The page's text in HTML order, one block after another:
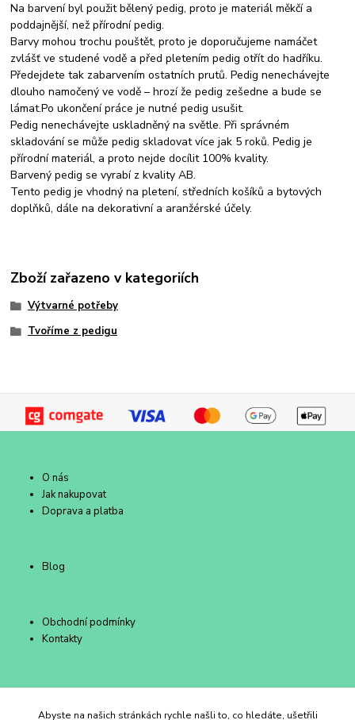
Na barvení byl použit bělený pedig, proto je materiál měkčí a
poddajnější, než přírodní pedig.
Barvy mohou trochu pouštět, proto je doporučujeme namáčet
zvlášť ve studené vodě a před pletením pedig otřít do hadříku.
Předejdete tak zabarvením ostatních prutů. Pedig nenechávejte
dlouho namočený ve vodě – hrozí že pedig zešedne a bude se
lámat.Po ukončení práce je nutné pedig usušit.
Pedig nenechávejte uskladněný na světle. Při správném
skladování se může pedig skladovat více jak 5 roků. Pedig je
přírodní materiál, a proto nejde docílit 100% kvality.
Barvený pedig se vyrabí z kvality AB.
Tento pedig je vhodný na pletení, středních košíků a bytových
doplňků, dále na dekorativní a aranžérské účely.
Zboží zařazeno v kategoriích
Výtvarné potřeby
Tvoříme z pedigu
O nás
Jak nakupovat
Doprava a platba
Blog
Obchodní podmínky
Kontakty
Duhový Ateliér Kroměříž
Abyste na našich stránkách rychle našli to, co hledáte, ušetřili